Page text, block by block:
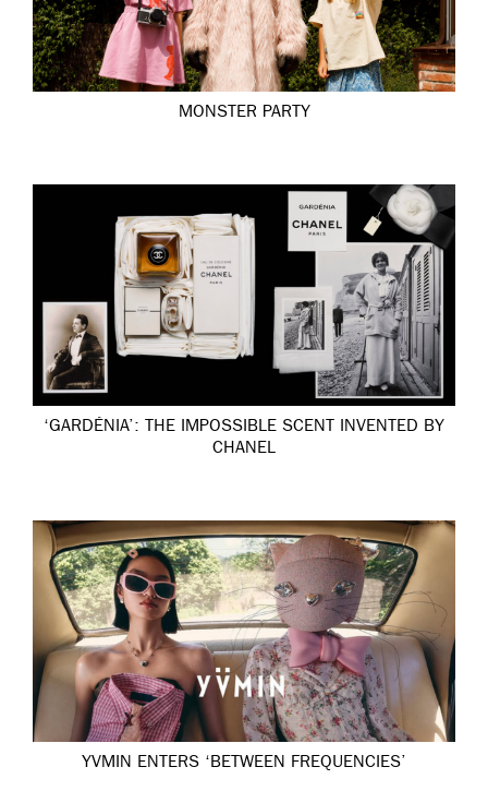
MONSTER PARTY
‘GARDÉNIA’: THE IMPOSSIBLE SCENT INVENTED BY
CHANEL
YVMIN ENTERS ‘BETWEEN FREQUENCIES’